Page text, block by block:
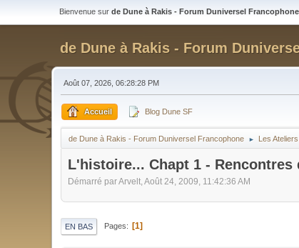
Bienvenue sur de Dune à Rakis - Forum Duniversel Francophone
de Dune à Rakis - Forum
Août 07, 2026, 06:28:28 PM
Accueil Blog Dune SF
de Dune à Rakis - Forum Duniversel Francophone ► Les
L'histoire... Chapt 1 - Rencontres
Démarré par Arvelt, Août 24, 2009, 11:42:36 AM
EN BAS Pages 1